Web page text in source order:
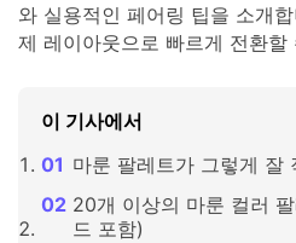
와 실용적인 페어링 팁을 소개
제 레이아웃으로 빠르게 전환할
이 기사에서
마룬 팔레트가 그렇게 잘
20개 이상의 마룬 컬러
드 포함)